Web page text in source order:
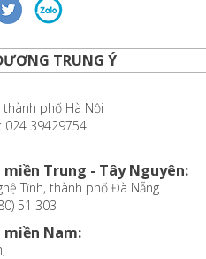
TRUNG Ý
thành phố Hà Nội
024 39429754
Trung - Tây Nguyên:
Tĩnh, thành phố Đà Nẵng
51 303
Nam: